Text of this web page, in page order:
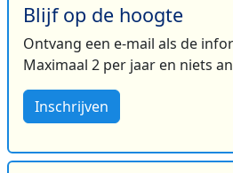
Blijf op de hoogte
Ontvang een e-mail als de
Maximaal 2 per jaar en niets
Inschrijven